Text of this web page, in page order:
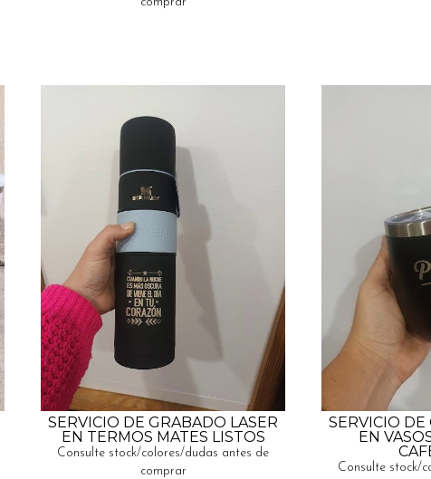
SERVICIO DE GRABADO LASER
EN TERMOS MATES LISTOS
Consulte stock/colores/dudas antes de
comprar
SERVICIO DE
EN
Consulte stock/